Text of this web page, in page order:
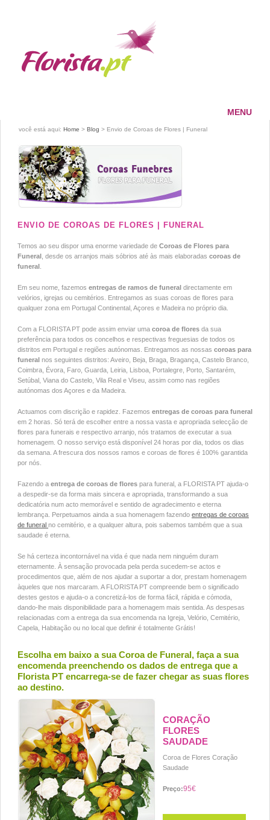
MENU
HOME
FLORISTA
SERVIÇOS
PAGAMENTOS
ENTREGAS
você está aqui: Home > Blog > Envio de Coroas de Flores | Funeral
ENVIO DE COROAS DE FLORES | FUNERAL
Temos ao seu dispor uma enorme variedade de Coroas de Flores para
Funeral , desde os arranjos mais sóbrios até às mais elaboradas coroas de
funeral
Em seu nome, fazemos entregas de ramos de funeral directamente em
velórios, igrejas ou cemitérios. Entregamos as suas coroas de flores para
qualquer zona em Portugal Continental, Açores e Madeira no próprio dia.
Com a FLORISTA PT pode assim enviar uma coroa de flores da sua
preferência para todos os concelhos e respectivas freguesias de todos os
distritos em Portugal e regiões autónomas. Entregamos as nossas coroas para
funeral nos seguintes distritos: Aveiro, Beja, Braga, Bragança, Castelo Branco,
Coimbra, Évora, Faro, Guarda, Leiria, Lisboa, Portalegre, Porto, Santarém,
Setúbal, Viana do Castelo, Vila Real e Viseu, assim como nas regiões
autónomas dos Açores e da Madeira.
Actuamos com discrição e rapidez. Fazemos entregas de coroas para funeral
em 2 horas. Só terá de escolher entre a nossa vasta e apropriada selecção de
flores para funerais e respectivo arranjo, nós tratamos de executar a sua
homenagem. O nosso serviço está disponível 24 horas por dia, todos os dias
da semana. A frescura dos nossos ramos e coroas de flores é 100% garantida
por nós.
Fazendo a entrega de coroas de flores para funeral, a FLORISTA PT ajuda-o
a despedir-se da forma mais sincera e apropriada, transformando a sua
dedicatória num acto memorável e sentido de agradecimento e eterna
lembrança. Perpetuamos ainda a sua homenagem fazendo entregas de coroas
de funeral no cemitério, e a qualquer altura, pois sabemos também que a sua
saudade é eterna.
Se há certeza incontornável na vida é que nada nem ninguém duram
eternamente. À sensação provocada pela perda sucedem-se actos e
procedimentos que, além de nos ajudar a suportar a dor, prestam homenagem
àqueles que nos marcaram. A FLORISTA PT compreende bem o significado
destes gestos e ajuda-o a concretizá-los de forma fácil, rápida e cómoda,
dando-lhe mais disponibilidade para a homenagem mais sentida. As despesas
relacionadas com a entrega da sua encomenda na Igreja, Velório, Cemitério,
Capela, Habitação ou no local que definir é totalmente Grátis!
Escolha em baixo a sua Coroa de Funeral, faça a sua
encomenda preenchendo os dados de entrega que a
Florista PT encarrega-se de fazer chegar as suas flores
ao destino.
CORAÇÃO
FLORES
SAUDADE
Coroa de Flores Coração
Saudade
Preço:95€